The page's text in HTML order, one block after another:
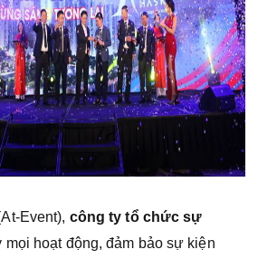
Event), công ty tổ chức sự
mọi hoạt động, đảm bảo sự kiện